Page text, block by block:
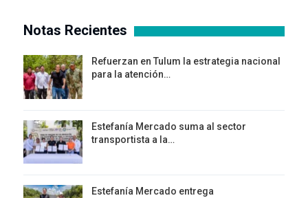
Notas Recientes
Refuerzan en Tulum la estrategia nacional
para la atención…
Estefanía Mercado suma al sector
transportista a la…
Estefanía Mercado entrega